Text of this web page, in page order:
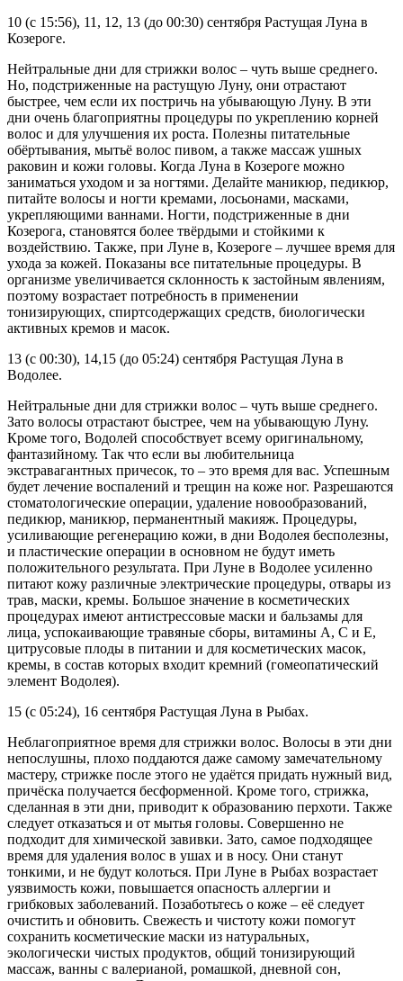
10 (с 15:56), 11, 12, 13 (до 00:30) сентября Растущая Луна в
Козероге.
Нейтральные дни для стрижки волос – чуть выше среднего.
Но, подстриженные на растущую Луну, они отрастают
быстрее, чем если их постричь на убывающую Луну. В эти
дни очень благоприятны процедуры по укреплению корней
волос и для улучшения их роста. Полезны питательные
обёртывания, мытьё волос пивом, а также массаж ушных
раковин и кожи головы. Когда Луна в Козероге можно
заниматься уходом и за ногтями. Делайте маникюр, педикюр,
питайте волосы и ногти кремами, лосьонами, масками,
укрепляющими ваннами. Ногти, подстриженные в дни
Козерога, становятся более твёрдыми и стойкими к
воздействию. Также, при Луне в, Козероге – лучшее время для
ухода за кожей. Показаны все питательные процедуры. В
организме увеличивается склонность к застойным явлениям,
поэтому возрастает потребность в применении
тонизирующих, спиртсодержащих средств, биологически
активных кремов и масок.
13 (с 00:30), 14,15 (до 05:24) сентября Растущая Луна в
Водолее.
Нейтральные дни для стрижки волос – чуть выше среднего.
Зато волосы отрастают быстрее, чем на убывающую Луну.
Кроме того, Водолей способствует всему оригинальному,
фантазийному. Так что если вы любительница
экстравагантных причесок, то – это время для вас. Успешным
будет лечение воспалений и трещин на коже ног. Разрешаются
стоматологические операции, удаление новообразований,
педикюр, маникюр, перманентный макияж. Процедуры,
усиливающие регенерацию кожи, в дни Водолея бесполезны,
и пластические операции в основном не будут иметь
положительного результата. При Луне в Водолее усиленно
питают кожу различные электрические процедуры, отвары из
трав, маски, кремы. Большое значение в косметических
процедурах имеют антистрессовые маски и бальзамы для
лица, успокаивающие травяные сборы, витамины А, С и Е,
цитрусовые плоды в питании и для косметических масок,
кремы, в состав которых входит кремний (гомеопатический
элемент Водолея).
15 (с 05:24), 16 сентября Растущая Луна в Рыбах.
Неблагоприятное время для стрижки волос. Волосы в эти дни
непослушны, плохо поддаются даже самому замечательному
мастеру, стрижке после этого не удаётся придать нужный вид,
причёска получается бесформенной. Кроме того, стрижка,
сделанная в эти дни, приводит к образованию перхоти. Также
следует отказаться и от мытья головы. Совершенно не
подходит для химической завивки. Зато, самое подходящее
время для удаления волос в ушах и в носу. Они станут
тонкими, и не будут колоться. При Луне в Рыбах возрастает
уязвимость кожи, повышается опасность аллергии и
грибковых заболеваний. Позаботьтесь о коже – её следует
очистить и обновить. Свежесть и чистоту кожи помогут
сохранить косметические маски из натуральных,
экологически чистых продуктов, общий тонизирующий
массаж, ванны с валерианой, ромашкой, дневной сон,